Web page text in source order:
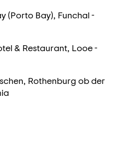
Bay), Funchal -
& Restaurant, Looe -
Rothenburg ob der